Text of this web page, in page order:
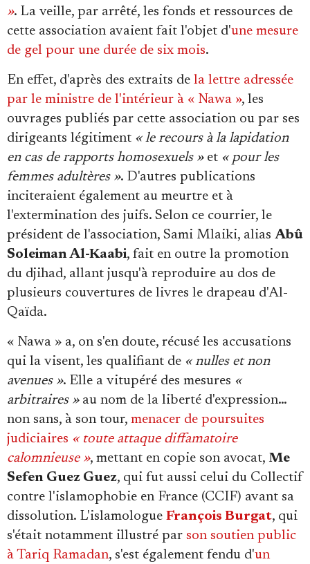
». La veille, par arrêté, les fonds et ressources de
cette association avaient fait l'objet d'une mesure
de gel pour une durée de six mois.
En effet, d'après des extraits de la lettre adressée
par le ministre de l'intérieur à « Nawa », les
ouvrages publiés par cette association ou par ses
dirigeants légitiment « le recours à la lapidation
en cas de rapports homosexuels » et « pour les
femmes adultères ». D'autres publications
inciteraient également au meurtre et à
l'extermination des juifs. Selon ce courrier, le
président de l'association, Sami Mlaiki, alias Abû
Soleiman Al-Kaabi, fait en outre la promotion
du djihad, allant jusqu'à reproduire au dos de
plusieurs couvertures de livres le drapeau d'Al-
Qaïda.
« Nawa » a, on s'en doute, récusé les accusations
qui la visent, les qualifiant de « nulles et non
avenues ». Elle a vitupéré des mesures «
arbitraires »au nom de la liberté d'expression…
non sans, à son tour, menacer de poursuites
judiciaires « toute attaque diffamatoire
calomnieuse », mettant en copie son avocat, Me
Sefen Guez Guez, qui fut aussi celui du Collectif
contre l'islamophobie en France (CCIF) avant sa
dissolution. L'islamologue François Burgat, qui
s'était notamment illustré par son soutien public
à Tariq Ramadan, s'est également fendu d'un